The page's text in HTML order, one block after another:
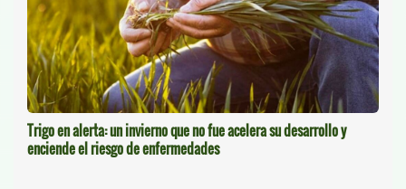
Trigo en alerta: un invierno que no fue acelera su desarrollo y
enciende el riesgo de enfermedades